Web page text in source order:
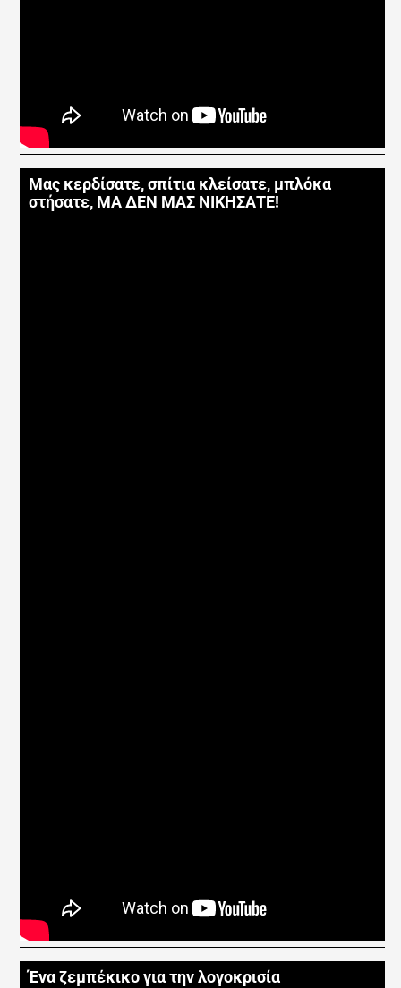
Μας κερδίσατε, σπίτια κλείσατε, μπλόκα
στήσατε, ΜΑ ΔΕΝ ΜΑΣ ΝΙΚΗΣΑΤΕ!
Ένα ζεμπέκικο για την λογοκρισία